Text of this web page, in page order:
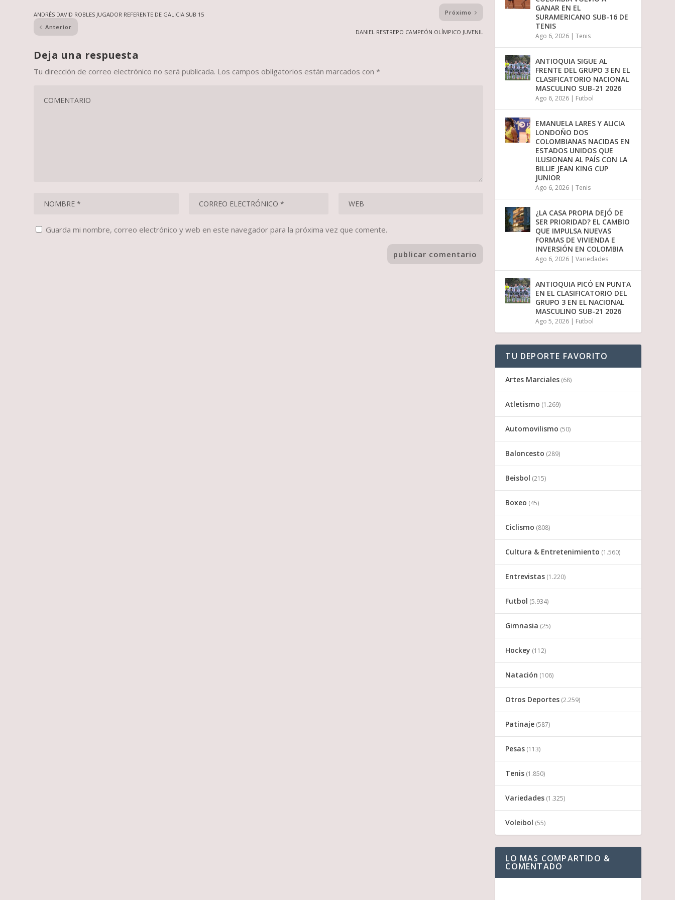
ANDRÉS DAVID ROBLES JUGADOR REFERENTE DE GALICIA SUB 15
Anterior
Próximo
DANIEL RESTREPO CAMPEÓN OLÍMPICO JUVENIL
Deja una respuesta
Tu dirección de correo electrónico no será publicada. Los campos obligatorios están marcados con*
Guarda mi nombre, correo electrónico y web en este navegador para la próxima vez que comente.
GANAR EN EL
SURAMERICANO SUB-16 DE
TENIS
Ago 6, 2026 |Tenis
ANTIOQUIA SIGUE AL
FRENTE DEL GRUPO 3 EN EL
CLASIFICATORIO NACIONAL
MASCULINO SUB-21 2026
Ago 6, 2026 | Futbol
EMANUELA LARES Y ALICIA
LONDOÑO DOS
COLOMBIANAS NACIDAS EN
ESTADOS UNIDOS QUE
ILUSIONAN AL PAÍS CON LA
BILLIE JEAN KING CUP
JUNIOR
Ago 6, 2026 |Tenis
¿LA CASA PROPIA DEJÓ DE
SER PRIORIDAD? EL CAMBIO
QUE IMPULSA NUEVAS
FORMAS DE VIVIENDA E
INVERSIÓN EN COLOMBIA
Ago 6, 2026 |Variedades
ANTIOQUIA PICÓ EN PUNTA
EN EL CLASIFICATORIO DEL
GRUPO 3 EN EL NACIONAL
MASCULINO SUB-21 2026
Ago 5, 2026 | Futbol
TU DEPORTE FAVORITO
Artes Marciales (68)
Atletismo (1.269)
Automovilismo (50)
Baloncesto (289)
Beisbol (215)
Boxeo (45)
Ciclismo (808)
Cultura & Entretenimiento (1.560)
Entrevistas (1.220)
Futbol (5.934)
Gimnasia (25)
Hockey (112)
Natación (106)
Otros Deportes (2.259)
Patinaje (587)
Pesas (113)
Tenis (1.850)
Variedades (1.325)
Voleibol (55)
LO MAS COMPARTIDO &
COMENTADO